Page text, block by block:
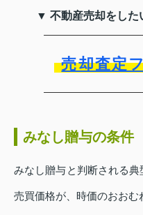
▼ 不動産売却をした
売却査定
みなし贈与の条件
みなし贈与と判断される
売買価格が、時価のおおむ